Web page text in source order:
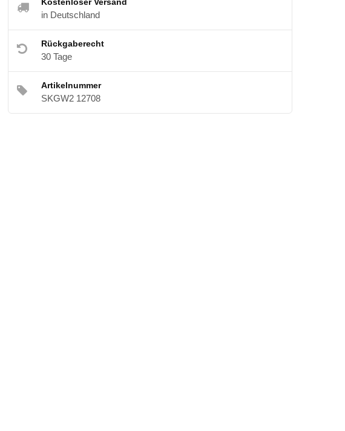
Kostenloser Versand
in Deutschland
Rückgaberecht
30 Tage
Artikelnummer
SKGW2 12708